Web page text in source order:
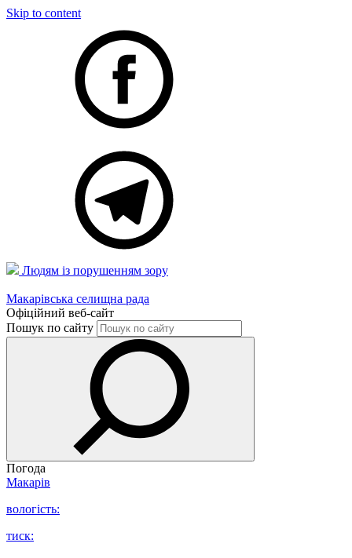
Skip to content
Людям із порушенням зору
Макарівська селищна рада
Офіційний веб-сайт
Пошук по сайту
Погода
Макарів
вологість:
тиск: